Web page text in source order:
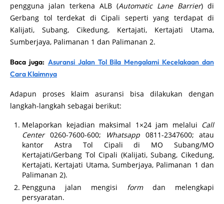
pengguna jalan terkena ALB (Automatic Lane Barrier) di
Gerbang tol terdekat di Cipali seperti yang terdapat di
Kalijati, Subang, Cikedung, Kertajati, Kertajati Utama,
Sumberjaya, Palimanan 1 dan Palimanan 2.
Baca juga: Asuransi Jalan Tol Bila Mengalami Kecelakaan dan
Cara Klaimnya
Adapun proses klaim asuransi bisa dilakukan dengan
langkah-langkah sebagai berikut:
Melaporkan kejadian maksimal 1×24 jam melalui Call
Center0260-7600-600; Whatsapp 0811-2347600; atau
kantor Astra Tol Cipali di MO Subang/MO
Kertajati/Gerbang Tol Cipali (Kalijati, Subang, Cikedung,
Kertajati, Kertajati Utama, Sumberjaya, Palimanan 1 dan
Palimanan 2).
Pengguna jalan mengisi formdan melengkapi
persyaratan.